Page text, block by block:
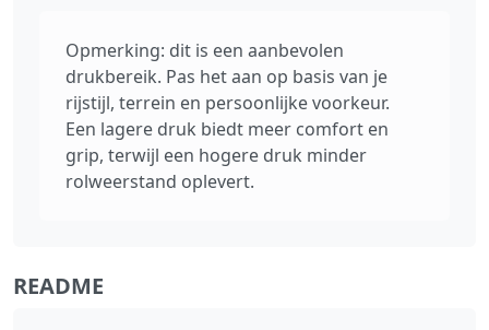
Opmerking: dit is een aanbevolen
drukbereik. Pas het aan op basis van je
rijstijl, terrein en persoonlijke voorkeur.
Een lagere druk biedt meer comfort en
grip, terwijl een hogere druk minder
rolweerstand oplevert.
README